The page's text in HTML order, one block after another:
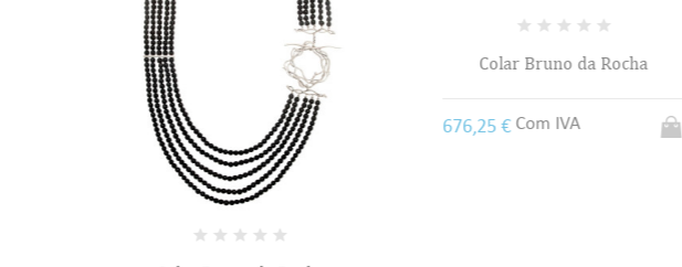
Colar Bruno da Rocha
676,25 € Com IVA
Colar Bruno da Rocha
132,50 €Com IVA